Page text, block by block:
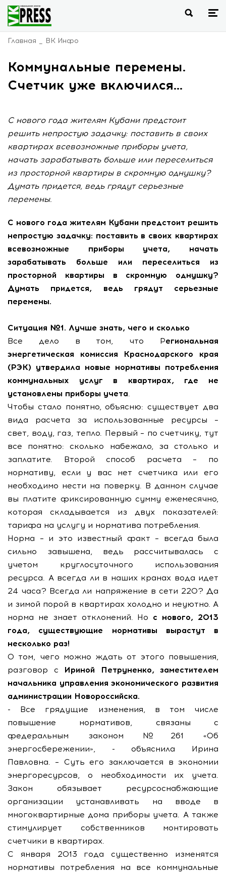
Главная ВК Инфо
Коммунальные перемены.
Счетчик уже включился…
С нового года жителям Кубани предстоит
решить непростую задачку: поставить в своих
квартирах всевозможные приборы учета,
начать зарабатывать больше или переселиться
из просторной квартиры в скромную однушку?
Думать придется, ведь грядут серьезные
перемены.
С нового года жителям Кубани предстоит решить
непростую задачку: поставить в своих квартирах
всевозможные приборы учета, начать
зарабатывать больше или переселиться из
просторной квартиры в скромную однушку?
Думать придется, ведь грядут серьезные
перемены.
Ситуация №1. Лучше знать, чего и сколько
Все дело в том, что Региональная
энергетическая комиссия Краснодарского края
(РЭК) утвердила новые нормативы потребления
коммунальных услуг в квартирах, где не
установлены приборы учета.
Чтобы стало понятно, объясню: существует два
вида расчета за использованные ресурсы –
свет, воду, газ, тепло. Первый – по счетчику, тут
все понятно: сколько набежало, за столько и
заплатите. Второй способ расчета – по
нормативу, если у вас нет счетчика или его
необходимо нести на поверку. В данном случае
вы платите фиксированную сумму ежемесячно,
которая складывается из двух показателей:
тарифа на услугу и норматива потребления.
Норма – и это известный факт – всегда была
сильно завышена, ведь рассчитывалась с
учетом круглосуточного использования
ресурса. А всегда ли в наших кранах вода идет
24 часа? Всегда ли напряжение в сети 220? Да
и зимой порой в квартирах холодно и неуютно. А
норма не знает отклонений. Но с нового, 2013
года, существующие нормативы вырастут в
несколько раз!
О том, чего можно ждать от этого повышения,
разговор с
Ириной Петруненко, заместителем
начальника управления экономического развития
администрации Новороссийска.
- Все грядущие изменения, в том числе
повышение нормативов, связаны с
федеральным законом №261 «Об
энергосбережении», - объяснила Ирина
Павловна. – Суть его заключается в экономии
энергоресурсов, о необходимости их учета.
Закон обязывает ресурсоснабжающие
организации устанавливать на вводе в
многоквартирные дома приборы учета. А также
стимулирует собственников монтировать
счетчики в квартирах.
С января 2013 года существенно изменятся
нормативы потребления на все коммунальные